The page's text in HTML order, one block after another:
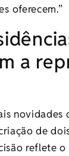
oferecem.”
a
novidades
de
reflete o